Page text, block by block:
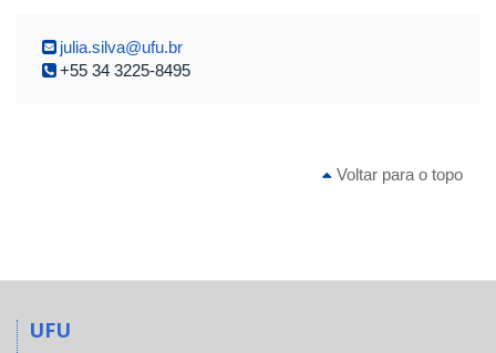
julia.silva@ufu.br
+55 34 3225-8495
Voltar para o topo
UFU